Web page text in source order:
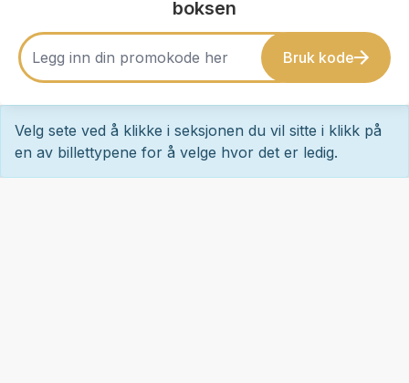
boksen
Bruk kode
Velg sete ved å klikke i seksjonen du vil sitte i klikk på
en av billettypene for å velge hvor det er ledig.